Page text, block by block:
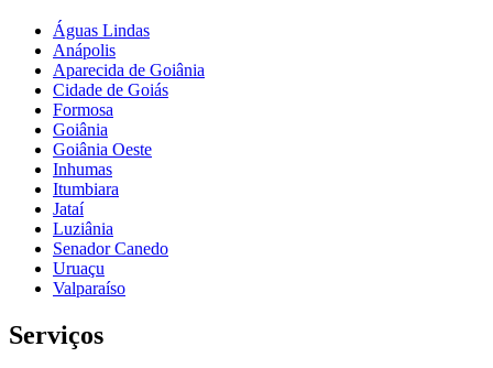
Águas Lindas
Anápolis
Aparecida de Goiânia
Cidade de Goiás
Formosa
Goiânia
Goiânia Oeste
Inhumas
Itumbiara
Jataí
Luziânia
Senador Canedo
Uruaçu
Valparaíso
Serviços